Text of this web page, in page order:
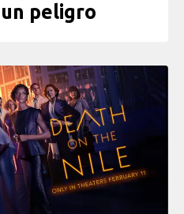
un peligro